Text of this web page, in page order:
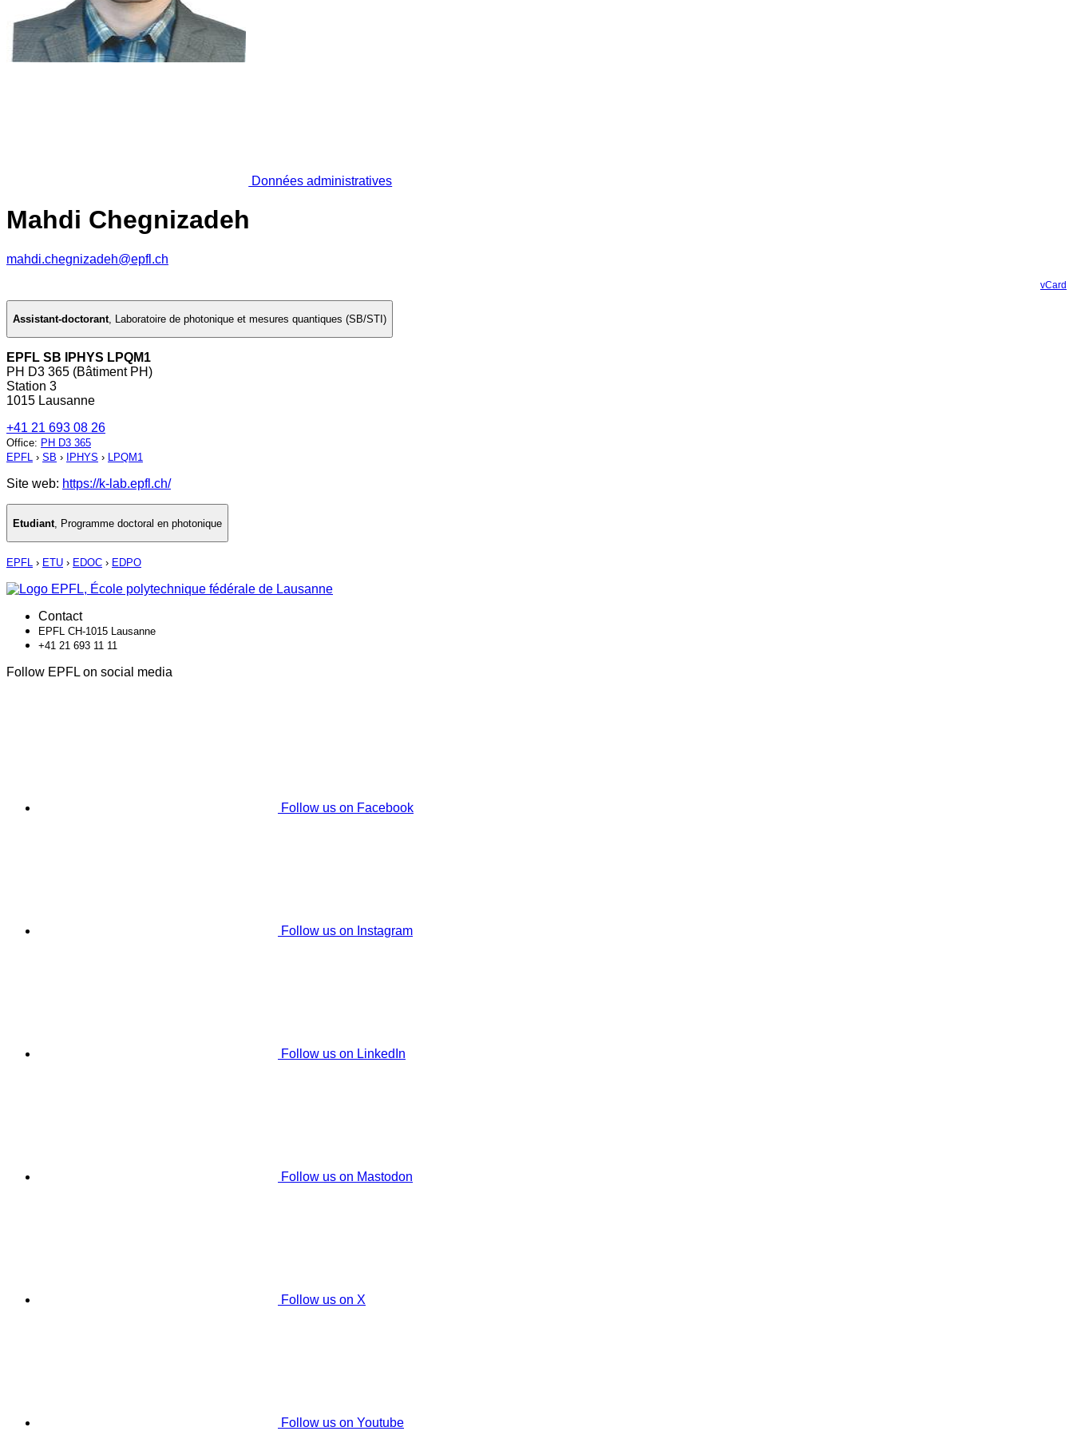
Données administratives
Mahdi Chegnizadeh
mahdi.chegnizadeh@epfl.ch
vCard
Assistant-doctorant, Laboratoire de photonique et mesures quantiques (SB/STI)
EPFL SB IPHYS LPQM1
PH D3 365 (Bâtiment PH)
Station 3
1015 Lausanne
+41 21 693 08 26
Office: PH D3 365
EPFL › SB › IPHYS › LPQM1
Site web: https://k-lab.epfl.ch/
Etudiant Programme doctoral en photonique
EPFL › ETU › EDOC › EDPO
Contact
EPFL CH-1015 Lausanne
+41 21 693 11 11
Follow EPFL on social media
Follow us on Facebook
Follow us on Instagram
Follow us on LinkedIn
Follow us on Mastodon
Follow us on X
Follow us on Youtube